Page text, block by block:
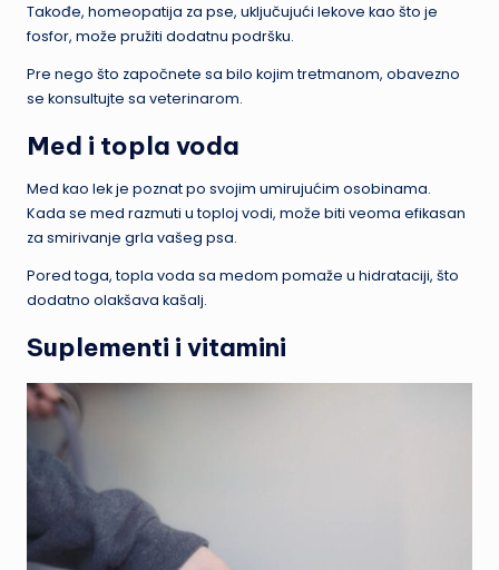
Takođe, homeopatija za pse, uključujući lekove kao što je
fosfor, može pružiti dodatnu podršku.
Pre nego što započnete sa bilo kojim tretmanom, obavezno
se konsultujte sa veterinarom.
Med i topla voda
Med kao lek je poznat po svojim umirujućim osobinama.
Kada se med razmuti u toploj vodi, može biti veoma efikasan
za smirivanje grla vašeg psa.
Pored toga, topla voda sa medom pomaže u hidrataciji, što
dodatno olakšava kašalj.
Suplementi i vitamini